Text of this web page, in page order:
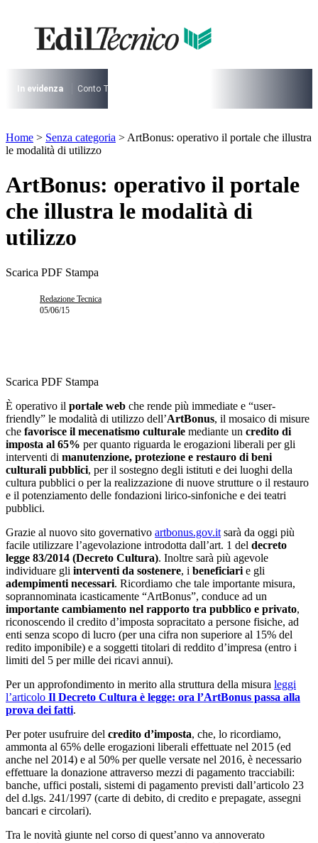
contenuto
Lorem ipsum dolor sit amet consectetur
In evidenza Conto Termico
I più cercati
Lorem ipsum dolor sit amet consectetur
Home > Senza categoria > ArtBonus: operativo il portale che illustra
le modalità di utilizzo
ArtBonus: operativo il portale
che illustra le modalità di
utilizzo
Scarica PDF Stampa
Redazione Tecnica
05/06/15
Scarica PDF Stampa
È operativo il portale web che rende più immediate e “user-
friendly” le modalità di utilizzo dell’ArtBonus, il mosaico di misure
che favorisce il mecenatismo culturale mediante un credito di
imposta al 65% per quanto riguarda le erogazioni liberali per gli
interventi di manutenzione, protezione e restauro di beni
culturali pubblici, per il sostegno degli istituti e dei luoghi della
cultura pubblici o per la realizzazione di nuove strutture o il restauro
e il potenziamento delle fondazioni lirico-sinfoniche e dei teatri
pubblici.
Grazie al nuovo sito governativo artbonus.gov.it sarà da oggi più
facile utilizzare l’agevolazione introdotta dall’art. 1 del decreto
legge 83/2014 (Decreto Cultura). Inoltre sarà più agevole
individuare gli interventi da sostenere, i beneficiari e gli
adempimenti necessari. Ricordiamo che tale importante misura,
soprannominata icasticamente “ArtBonus”, conduce ad un
importante cambiamento nel rapporto tra pubblico e privato,
riconoscendo il credito d’imposta sopracitato a persone fisiche, ad
enti senza scopo di lucro (per una cifra non superiore al 15% del
redito imponibile) e a soggetti titolari di reddito d’impresa (entro i
limiti del 5 per mille dei ricavi annui).
Per un approfondimento in merito alla struttura della misura leggi
l’articolo Il Decreto Cultura è legge: ora l’ArtBonus passa alla
prova dei fatti.
Per poter usufruire del credito d’imposta, che, lo ricordiamo,
ammonta al 65% delle erogazioni liberali effettuate nel 2015 (ed
anche nel 2014) e al 50% per quelle versate nel 2016, è necessario
effettuare la donazione attraverso mezzi di pagamento tracciabili:
banche, uffici postali, sistemi di pagamento previsti dall’articolo 23
del d.lgs. 241/1997 (carte di debito, di credito e prepagate, assegni
bancari e circolari).
Tra le novità giunte nel corso di quest’anno va annoverato